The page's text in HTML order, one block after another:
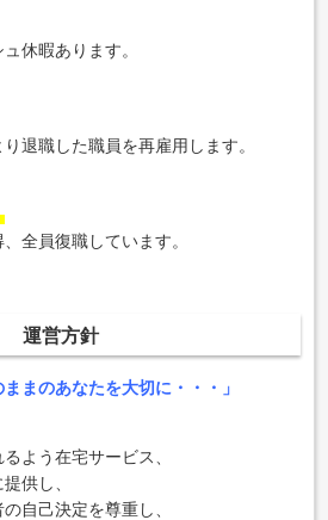
休暇あります。
退職した職員を再雇用します。
全員復職しています。
運営方針
まのあなたを大切に・・・」
よう在宅サービス、
供し、
自己決定を尊重し、